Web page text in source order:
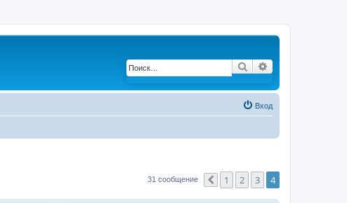
Поиск
Вход
31 сообщение Пред.
1 2 3 4